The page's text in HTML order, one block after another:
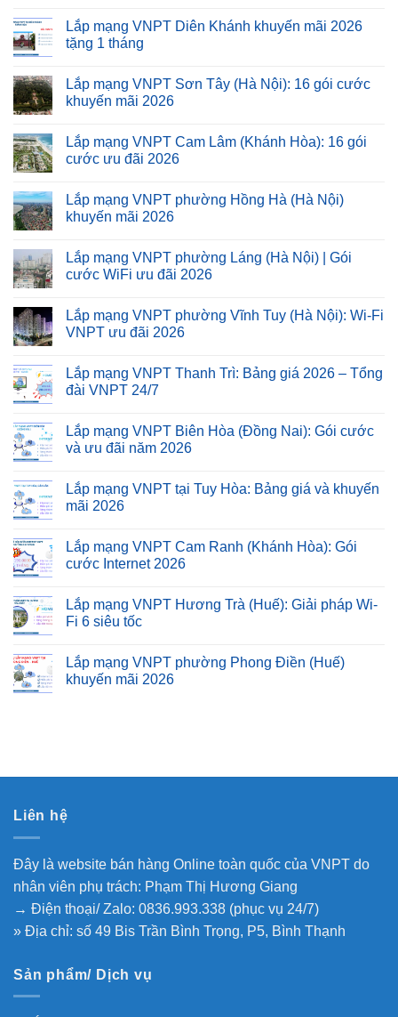
Lắp mạng VNPT Diên Khánh khuyến mãi 2026
tặng 1 tháng
Lắp mạng VNPT Sơn Tây (Hà Nội): 16 gói cước
khuyến mãi 2026
Lắp mạng VNPT Cam Lâm (Khánh Hòa): 16 gói
cước ưu đãi 2026
Lắp mạng VNPT phường Hồng Hà (Hà Nội)
khuyến mãi 2026
Lắp mạng VNPT phường Láng (Hà Nội) | Gói
cước WiFi ưu đãi 2026
Lắp mạng VNPT phường Vĩnh Tuy (Hà Nội): Wi-Fi
VNPT ưu đãi 2026
Lắp mạng VNPT Thanh Trì: Bảng giá 2026 – Tổng
đài VNPT 24/7
Lắp mạng VNPT Biên Hòa (Đồng Nai): Gói cước
và ưu đãi năm 2026
Lắp mạng VNPT tại Tuy Hòa: Bảng giá và khuyến
mãi 2026
Lắp mạng VNPT Cam Ranh (Khánh Hòa): Gói
cước Internet 2026
Lắp mạng VNPT Hương Trà (Huế): Giải pháp Wi-
Fi 6 siêu tốc
Lắp mạng VNPT phường Phong Điền (Huế)
khuyến mãi 2026
Liên hệ
Đây là website bán hàng Online toàn quốc của VNPT do
nhân viên phụ trách: Phạm Thị Hương Giang
→ Điện thoại/ Zalo: 0836.993.338 (phục vụ 24/7)
» Địa chỉ: số 49 Bis Trần Bình Trọng, P5, Bình Thạnh
Sản phẩm/ Dịch vụ